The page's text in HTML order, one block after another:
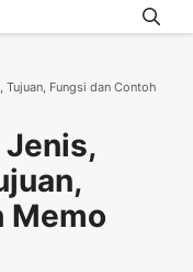
Fungsi dan Contoh
Memo